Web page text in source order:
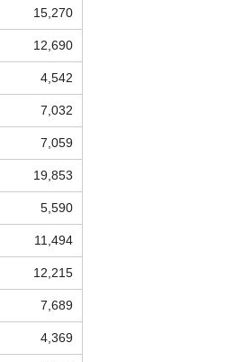
15,270
12,690
4,542
7,032
7,059
19,853
5,590
11,494
12,215
7,689
4,369